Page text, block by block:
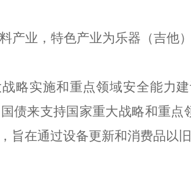
产业，特色产业为乐器（吉他
略实施和重点领域安全能力
债来支持国家重大战略和重点
旨在通过设备更新和消费品以